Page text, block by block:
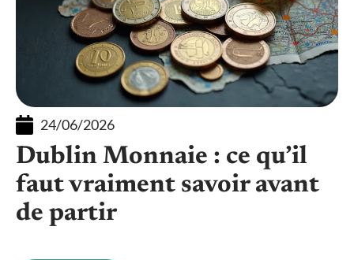
24/06/2026
Dublin Monnaie : ce qu’il
faut vraiment savoir avant
de partir